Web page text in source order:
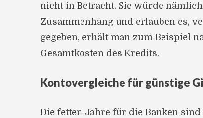
nicht in Betracht. Sie würde
Zusammenhang und erlauben es,
gegeben, erhält man zum Beispiel
Gesamtkosten des Kredits.
Kontovergleiche für günstige
Die fetten Jahre für die Banken